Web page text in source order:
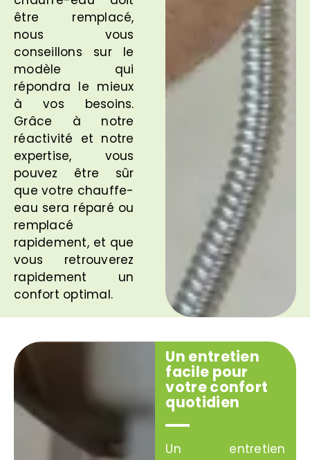
être remplacé,
nous vous
conseillons sur le
modèle qui
répondra le mieux
à vos besoins.
Grâce à notre
réactivité et notre
expertise, vous
pouvez être sûr
que votre chauffe-
eau sera réparé ou
remplacé
rapidement, et que
vous retrouverez
rapidement un
confort optimal.
Un entretien
facile pour
votre confort
quotidien
Un entretien